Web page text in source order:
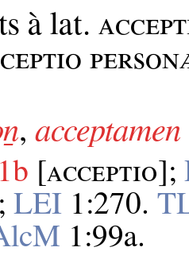
à lat.
, acceptamen
[ᴀᴄᴄᴇᴘᴛɪᴏ];
LEI 1:270.
1:99a.